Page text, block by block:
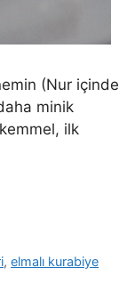
(Nur içinde
minik
ilk
,elmalı kurabiye